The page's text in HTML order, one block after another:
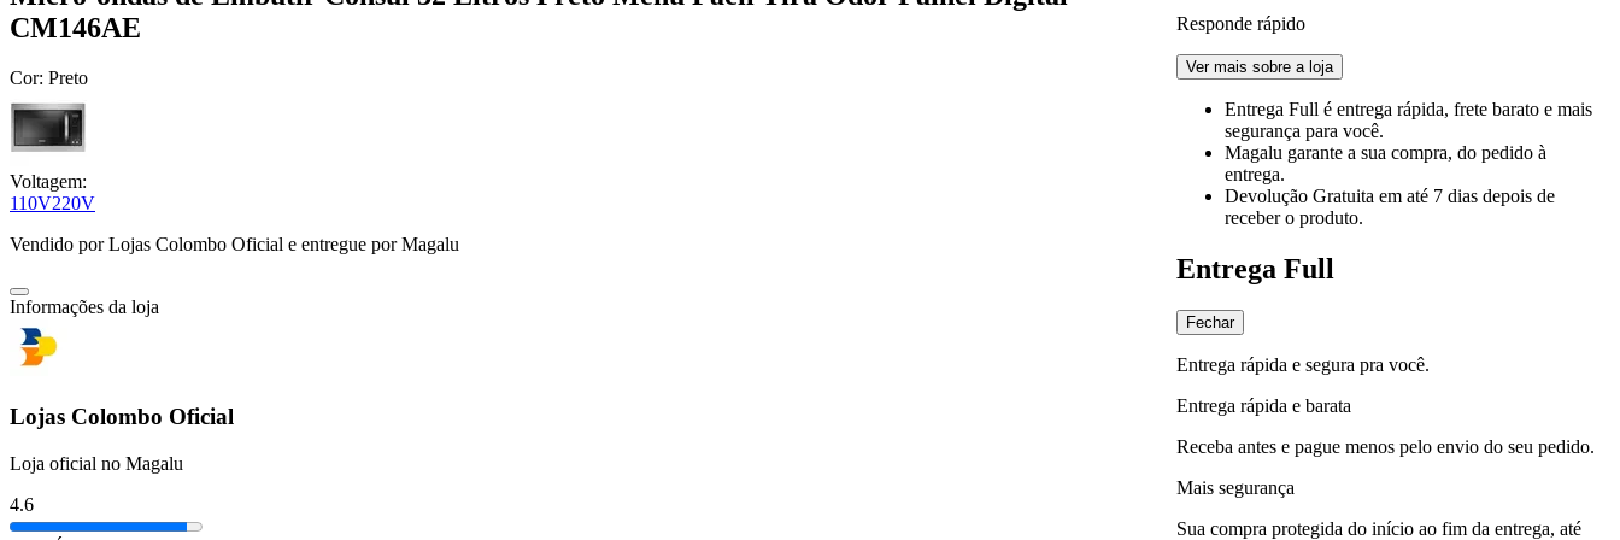
CM146AE
Cor: Preto
Voltagem:
110V220V
Vendido porLojas Colombo Oficial e entregue por Magalu
Informações da loja
Lojas Colombo Oficial
Loja oficial no Magalu
4.6
Responde rápido
Ver mais sobre a loja
Entrega Full é entrega rápida, frete barato e mais
segurança para você.
Magalu garante a sua compra, do pedido à
entrega.
Devolução Gratuita em até 7 dias depois de
receber o produto.
Entrega Full
Fechar
Entrega rápida e segura pra você.
Entrega rápida e barata
Receba antes e pague menos pelo envio do seu pedido.
Mais segurança
Sua compra protegida do início ao fim da entrega, até